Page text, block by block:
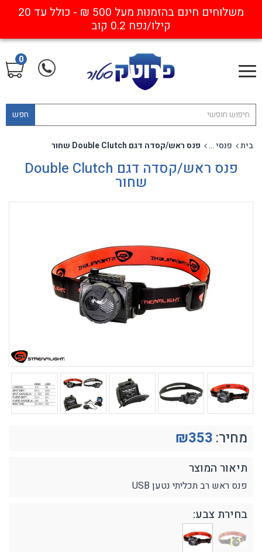
משלוחים חינם בהזמנות מעל 500 ₪ - כולל עד 20
קילו/נפח 0.2 קוב
חפש
0
בית פנסי ראש / קסדה פנס ראש/קסדה דגם Double Clutch שחור
פנס ראש/קסדה דגם Double Clutch
שחור
מחיר: 353
₪
תיאור המוצר
פנס ראש רב תכליתי נטען USB
בחירת צבע: